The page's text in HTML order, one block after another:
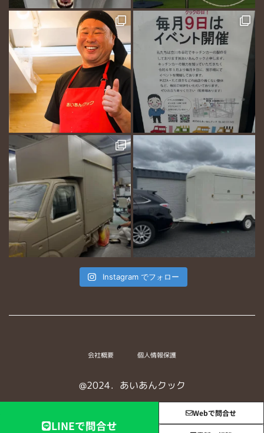
Instagram でフォロー
会社概要 個人情報保護
@2024．あいあんクック
LINEで問合せ
Webで問合せ